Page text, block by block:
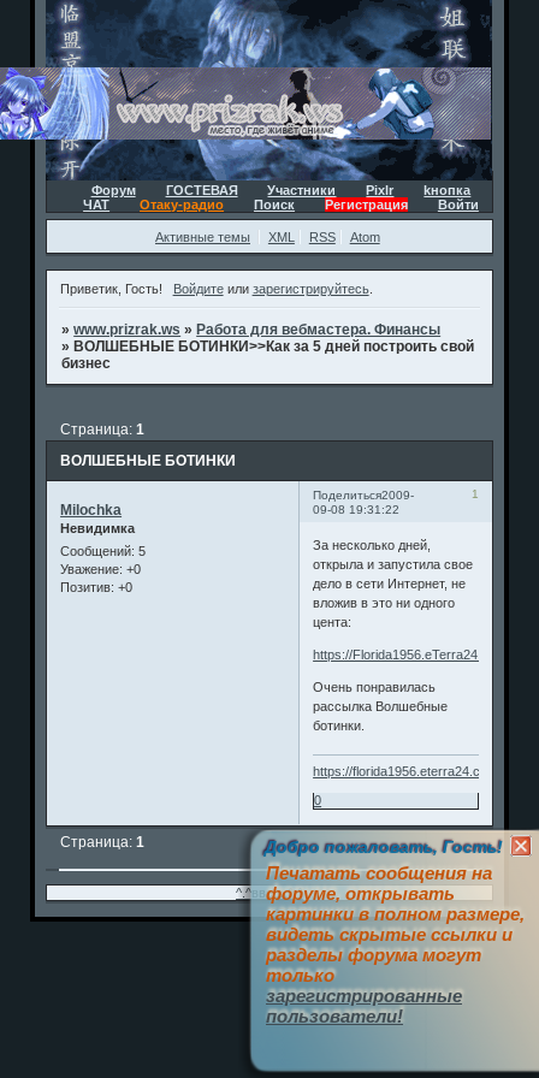
Форум ГОСТЕВАЯ Участники Pixlr
kнопка
ЧАТ
Отаку-радио Поиск Регистрация Войти
Активные темы XML RSS Atom
Приветик, Гость! Войдитеили зарегистрируйтесь.
»www.prizrak.ws » Работа для вебмастера. Финансы
» ВОЛШЕБНЫЕ БОТИНКИ>>Как за 5 дней построить свой
бизнес
ВОЛШЕБНЫЕ БОТИНКИ
Страница:1
Поделиться 1
2009-
09-08 19:31:22
Milochka
Невидимка
Сообщений: 5
Уважение: +0
Позитив: +0
За несколько дней,
открыла и запустила свое
дело в сети Интернет, не
вложив в это ни одного
цента:
https://Florida1956.eTerra24.com/
Очень понравилась
рассылка Волшебные
ботинки.
https://florida1956.eterra24.com/about/
0
Страница:1
^.^вверх^.^
Добро пожаловать, Гость!
Печатать сообщения на
форуме, открывать
картинки в полном размере,
видеть скрытые ссылки и
разделы форума могут
только
зарегистрированные
пользователи!